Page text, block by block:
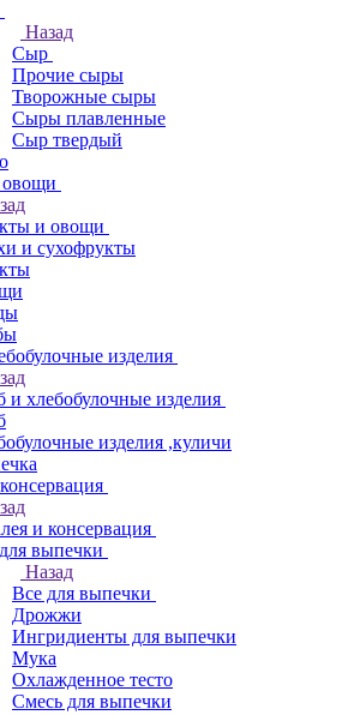
Назад
Сыр
Прочие сыры
Творожные сыры
Сыры плавленные
Сыр твердый
и овощи
и сухофрукты
изделия
и хлебобулочные изделия
изделия ,куличи
и консервация
выпечки
Назад
Все для выпечки
Дрожжи
Ингридиенты для выпечки
Мука
Охлажденное тесто
Смесь для выпечки